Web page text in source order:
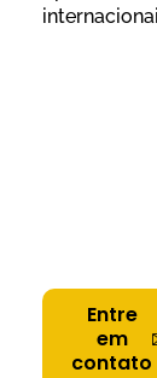
Entre
em
contato